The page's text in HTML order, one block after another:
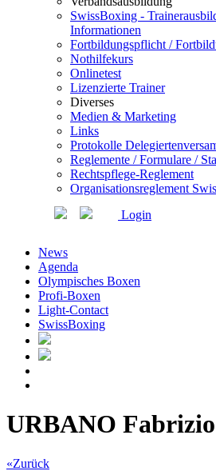
SwissBoxing -
Informationen
Fortbildungspflicht /
Nothilfekurs
Onlinetest
Lizenzierte Trainer
Diverses
Medien & Marketing
Links
Protokolle
Reglemente / Formulare /
Rechtspflege-Reglement
Organisationsreglement
Login
News
Agenda
Olympisches Boxen
Profi-Boxen
Light-Contact
SwissBoxing
URBANO Fabrizio
«Zurück